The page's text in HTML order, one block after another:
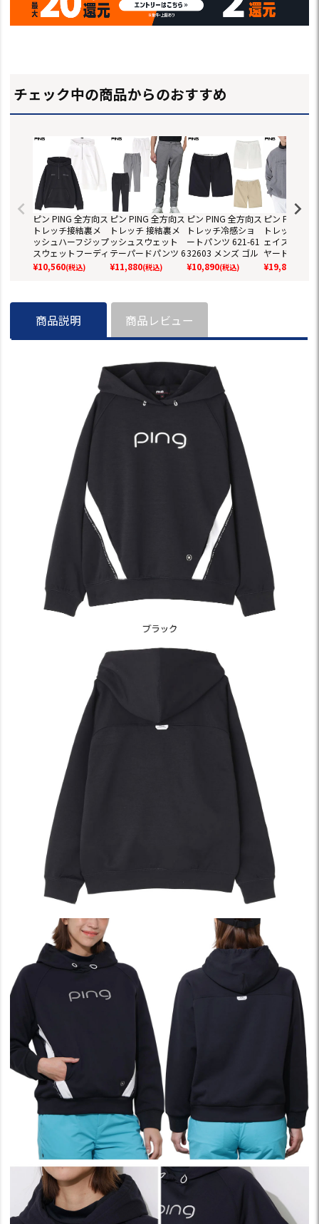
チェック中の商品からのおすすめ
ピン PING 全方向ス
トレッチ接結裏メ
ッシュハーフジップ
スウェットフーディ
621-6162203 長袖
メンズ ゴルフウェ
¥10,560(税込)
ピン PING 全方向ス
トレッチ 接結裏メ
ッシュスウェット
テーパードパンツ 6
21-6131205 メンズ
ゴルフウェア 2026
¥11,880(税込)
ピン PING 全方向ス
トレッチ冷感ショ
ートパンツ 621-61
32603 メンズ ゴル
フウェア 2026春夏
モデル 日本正規品
¥10,890(税込)
ピン PING 全
トレッチ/ダ
ェイス ツイ
ヤードアウタ
1-5220901 長
ンズ ゴルフ
¥19,800
商品説明 商品レビュー